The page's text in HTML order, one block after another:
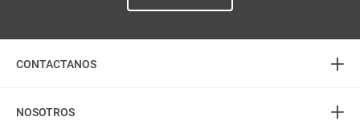
CONTACTANOS +
Atención telefónica
NOSOTROS +